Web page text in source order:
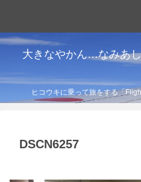
大きなやかん…なみあ
ヒコウキに乗って旅をする「
DSCN6257